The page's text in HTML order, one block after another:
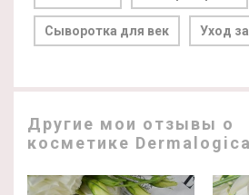
Сыворотка для век Уход
Другие мои отзывы о
косметике